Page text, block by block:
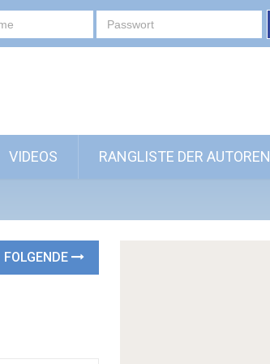
VIDEOS RANGLISTE DER AUTOREN
FOLGENDE